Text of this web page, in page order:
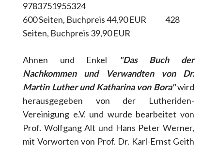
9783751955324
600 Seiten, Buchpreis 44,90 EUR 428
Seiten, Buchpreis 39,90 EUR
Ahnen und Enkel
"Das Buch der
Nachkommen und Verwandten von Dr.
Martin Luther und Katharina von Bora"wird
herausgegeben von der Lutheriden-
Vereinigung e.V. und wurde bearbeitet von
Prof. Wolfgang Alt und Hans Peter Werner,
mit Vorworten von Prof. Dr. Karl-Ernst Geith